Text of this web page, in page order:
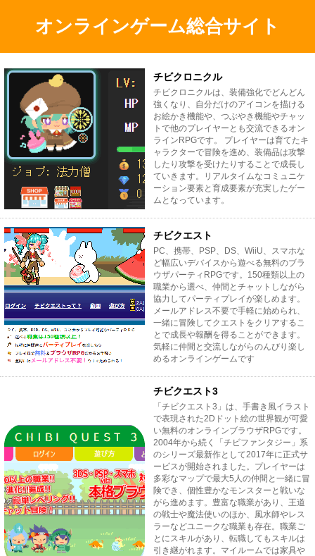
オンラインゲーム総合サイト
チビクロニクル
チビクロニクルは、装備強化でどんどん
強くなり、自分だけのアイコンを描ける
お絵かき機能や、つぶやき機能やチャッ
トで他のプレイヤーとも交流できるオン
ラインRPGです。 プレイヤーは育てたキ
ャラクターで冒険を進め、装備品は攻撃
したり攻撃を受けたりすることで成長し
ていきます。リアルタイムなコミュニケ
ーション要素と育成要素が充実したゲー
ムとなっています。
チビクエスト
PC、携帯、PSP、DS、WiiU、スマホな
ど幅広いデバイスから遊べる無料のブラ
ウザパーティRPGです。150種類以上の
職業から選べ、仲間とチャットしながら
協力してパーティプレイが楽しめます。
メールアドレス不要で手軽に始められ、
一緒に冒険してクエストをクリアするこ
とで成長や報酬を得ることができます。
気軽に仲間と交流しながらのんびり楽し
めるオンラインゲームです
チビクエスト3
「チビクエスト3」は、手書き風イラスト
で表現された2Dドット絵の世界観が可愛
い無料のオンラインブラウザRPGです。
2004年から続く「チビファンタジー」系
のシリーズ最新作として2017年に正式サ
ービスが開始されました。プレイヤーは
多彩なマップで最大5人の仲間と一緒に冒
険でき、個性豊かなモンスターと戦いな
がら進めます。豊富な職業があり、王道
の戦士や魔法使いのほか、風水師やレス
ラーなどユニークな職業も存在。職業ご
とにスキルがあり、転職してもスキルは
引き継がれます。マイルームでは家具や